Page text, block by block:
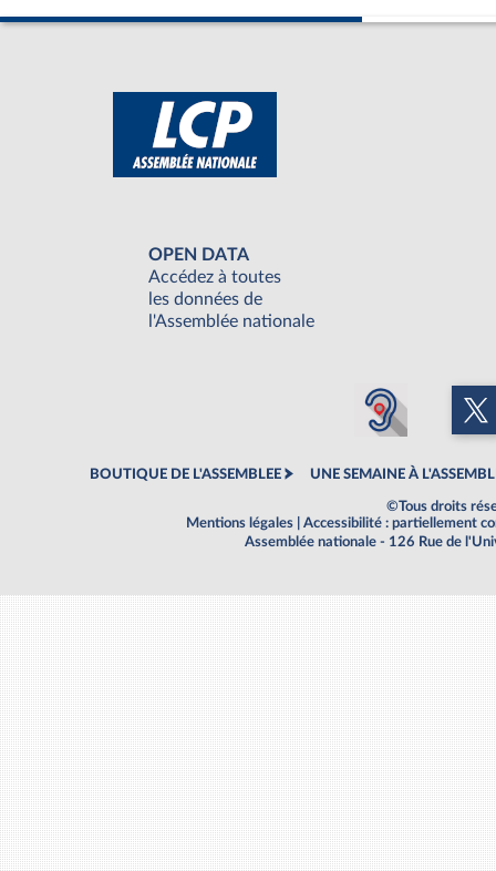
OPEN DATA
Accédez à toutes
les données de
l'Assemblée nationale
BOUTIQUE DE L'ASSEMBLEE UNE SEMAINE À
©Tous droits
Mentions légales
Accessibilité : partiellement
Assemblée nationale - 126 Rue de